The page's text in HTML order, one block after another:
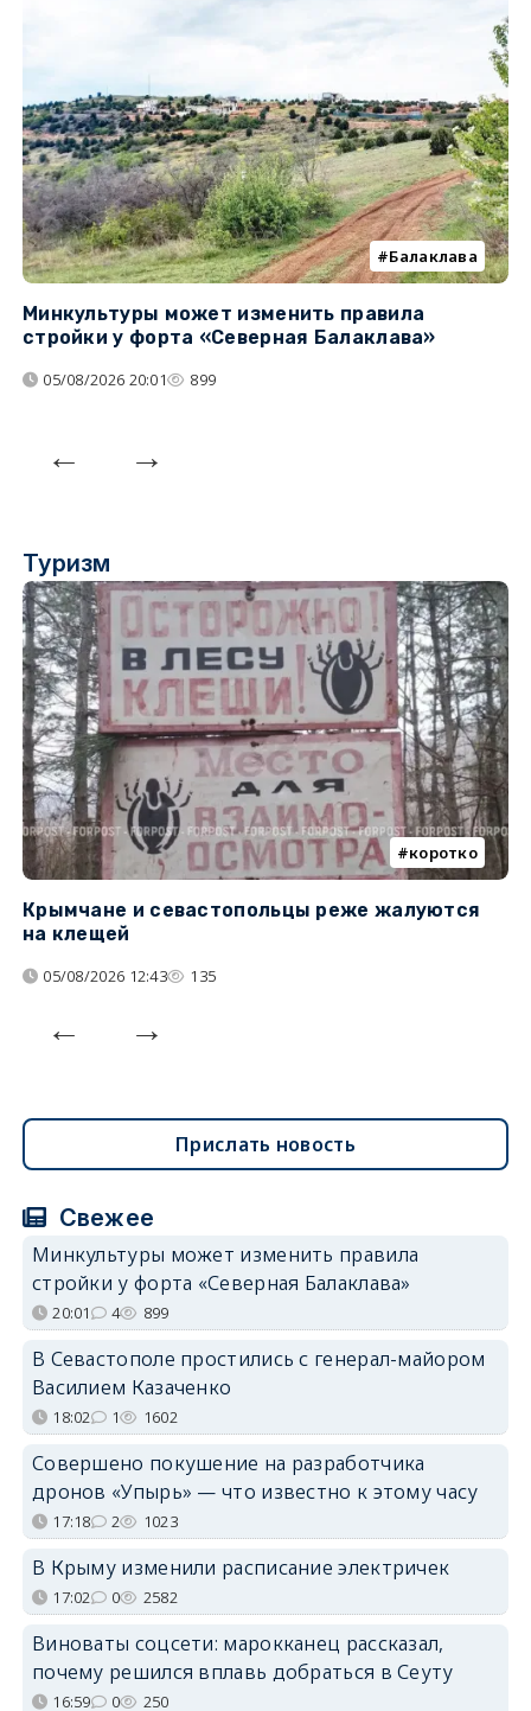
Балаклава
Минкультуры может изменить правила
стройки у форта «Северная Балаклава»
05/08/2026 20:01 899
Туризм
коротко
Крымчане и севастопольцы реже жалуются
на клещей
05/08/2026 12:43 135
Прислать новость
Свежее
Минкультуры может изменить правила
стройки у форта «Северная Балаклава»
20:01 4 899
В Севастополе простились с генерал-майором
Василием Казаченко
18:02 1 1602
Совершено покушение на разработчика
дронов «Упырь» — что известно к этому часу
17:18 2 1023
В Крыму изменили расписание электричек
17:02 0 2582
Виноваты соцсети: марокканец рассказал,
почему решился вплавь добраться в Сеуту
16:59 0 250